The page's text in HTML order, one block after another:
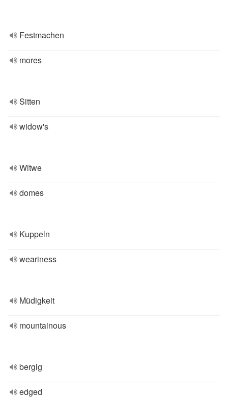
Festmachen
mores
Sitten
widow's
Witwe
domes
Kuppeln
weariness
Müdigkeit
mountainous
bergig
edged